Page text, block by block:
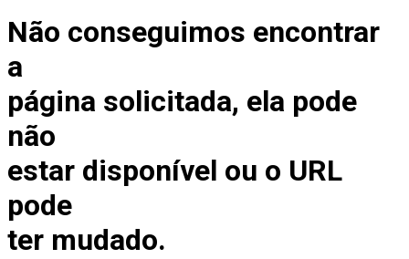
Não conseguimos encontrar
a
página solicitada, ela pode
não
estar disponível ou o URL
pode
ter mudado.